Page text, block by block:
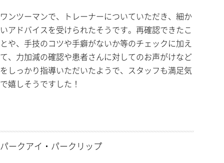
ワンツーマンで、トレーナーについていただき、細か
いアドバイスを受けられたそうです。再確認できたこ
とや、手技のコツや手癖がないか等のチェックに加え
て、力加減の確認や患者さんに対してのお声がけなど
をしっかり指導いただいたようで、スタッフも満足気
で嬉しそうですした！
パークアイ・パークリップ